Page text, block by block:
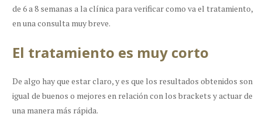
de 6 a 8 semanas a la clínica para verificar como va el tratamiento,
en una consulta muy breve.
El tratamiento es muy corto
De algo hay que estar claro, y es que los resultados obtenidos son
igual de buenos o mejores en relación con los brackets y actuar de
una manera más rápida.